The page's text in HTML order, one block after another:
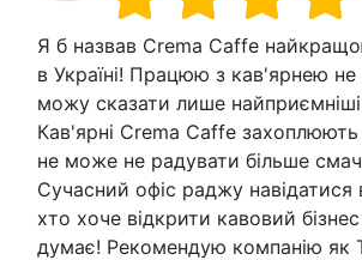
Я б назвав Crema Caffe
в Україні! Працюю з кав'ярнею не
можу сказати лише
Кав'ярні Crema Caffe
не може не радувати більше
Сучасний офіс раджу навідатися
хто хоче відкрити кавовий
думає! Рекомендую компанію як